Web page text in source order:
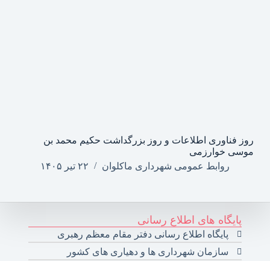
روز فناوری اطلاعات و روز بزرگداشت حکیم محمد بن
موسی خوارزمی
روابط عمومی شهرداری ماکلوان
۲۲ تیر ۱۴۰۵
پایگاه های اطلاع رسانی
پایگاه اطلاع رسانی دفتر مقام معظم رهبری
سازمان شهرداری ها و دهیاری های کشور